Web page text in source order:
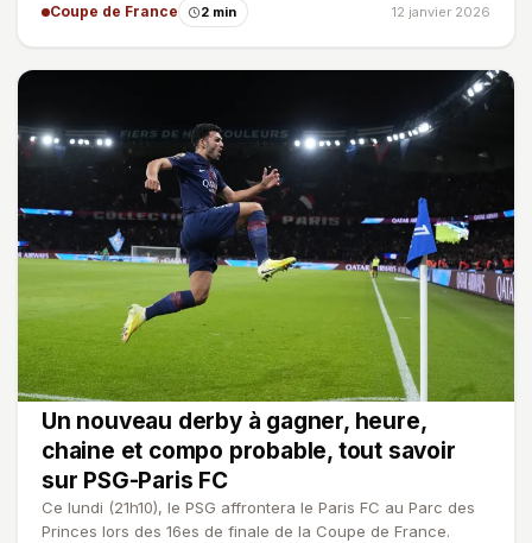
Coupe de France 2 min 12 janvier 2026
Un nouveau derby à gagner, heure,
chaine et compo probable, tout savoir
sur PSG-Paris FC
Ce lundi (21h10), le PSG affrontera le Paris FC au Parc des
Princes lors des 16es de finale de la Coupe de France.